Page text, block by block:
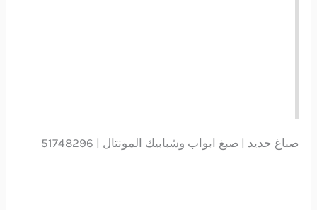
صباغ حديد | صبغ ابواب وشبابيك المونتال | 51748296